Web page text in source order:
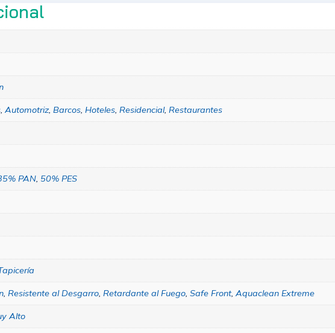
,Automotriz,Barcos,Hoteles,Residencial,Restaurantes
PAN, 50% PES
,Resistente al Desgarro,Retardante al Fuego,Safe Front,Aquaclean Extreme
Alto